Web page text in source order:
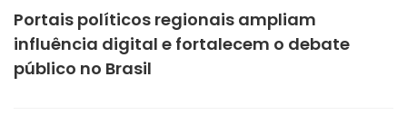
Portais políticos regionais ampliam
influência digital e fortalecem o debate
público no Brasil